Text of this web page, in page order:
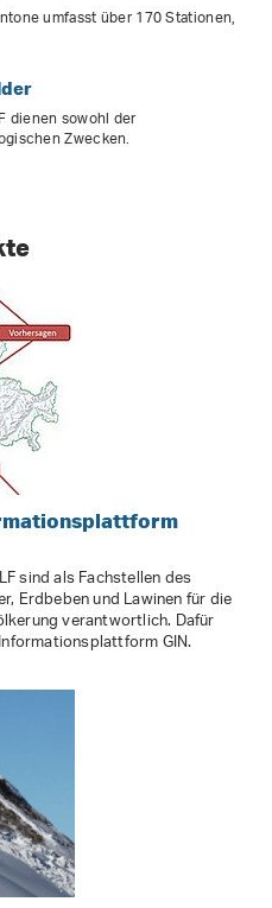
umfasst über 170 Stationen,
dienen sowohl der
Zwecken.
sind als Fachstellen des
Erdbeben und Lawinen für die
verantwortlich. Dafür
GIN.